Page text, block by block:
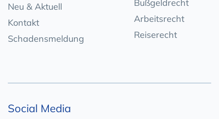
Neu & Aktuell
Kontakt
Schadensmeldung
Bußgeldrecht
Arbeitsrecht
Reiserecht
Social Media